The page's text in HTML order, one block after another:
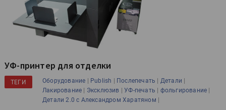
УФ-принтер для отделки
ТЕГИ Оборудование | Publish | Послепечать | Детали |
Лакирование | Эксклюзив |УФ-печать | фольгирование |
Детали 2.0 с Александром Харатяном |